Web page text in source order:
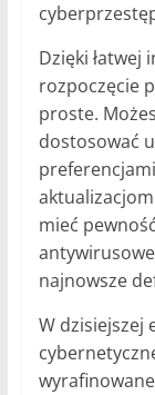
Dzięki
rozpoczęcie
proste.
dostosować
mieć
najnowsze
W dzisiejszej